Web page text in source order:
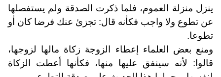
ينزل منزلة العموم، فلما ذكرت الصدقة ولم يستفصلها
عن تطوع ولا واجب فكأنه قال: تجزئ عنك فرضا كان أو
تطوعا.
ومنع بعض العلماء إعطاء الزوجة زكاة مالها لزوجها،
قالوا: لأنه سينفق عليها منها، فكأنها أعطت الزكاة